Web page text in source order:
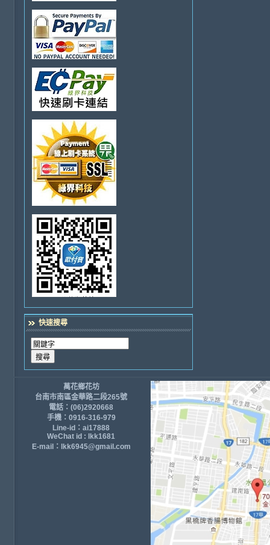
快速搜尋
萬花鄉花坊
台南市南區金華路二段265號
電話：(06)2920668
手機：0916-316-979
Line-id：ai17888
WeChat id : lkk1681
E-mail：lkk6945@gmail.com